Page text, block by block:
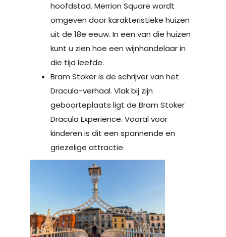
hoofdstad. Merrion Square wordt
omgeven door karakteristieke huizen
uit de 18e eeuw. In een van die huizen
kunt u zien hoe een wijnhandelaar in
die tijd leefde.
Bram Stoker is de schrijver van het
Dracula-verhaal. Vlak bij zijn
geboorteplaats ligt de Bram Stoker
Dracula Experience. Vooral voor
kinderen is dit een spannende en
griezelige attractie.